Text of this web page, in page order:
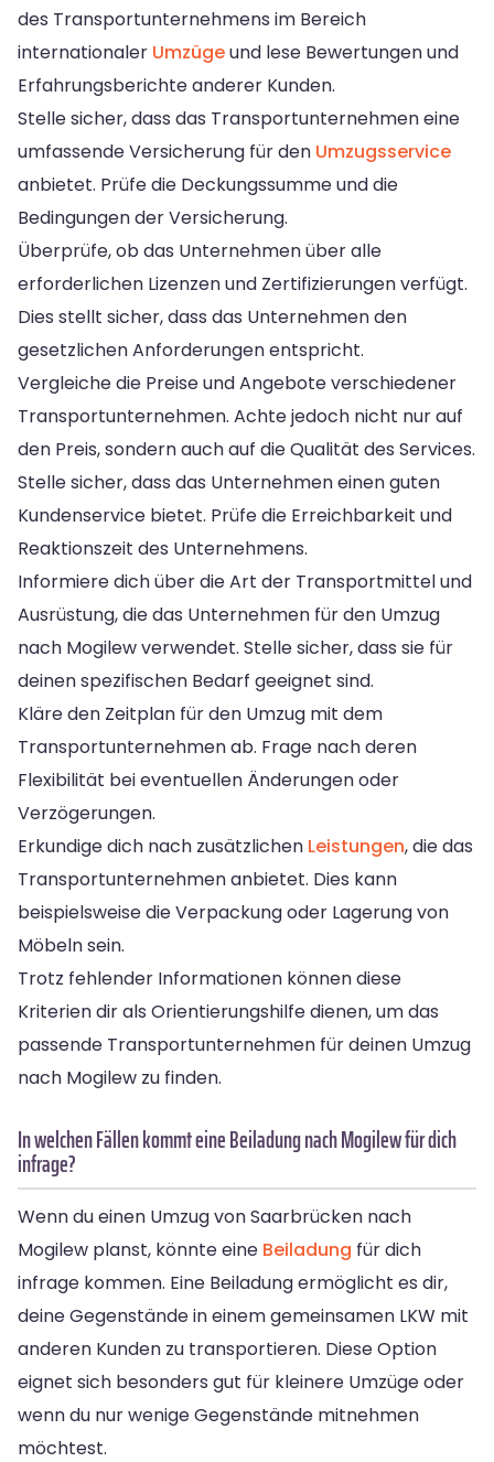
des Transportunternehmens im Bereich
internationaler Umzügeund lese Bewertungen und
Erfahrungsberichte anderer Kunden.
Stelle sicher, dass das Transportunternehmen eine
umfassende Versicherung für den Umzugsservice
anbietet. Prüfe die Deckungssumme und die
Bedingungen der Versicherung.
Überprüfe, ob das Unternehmen über alle
erforderlichen Lizenzen und Zertifizierungen verfügt.
Dies stellt sicher, dass das Unternehmen den
gesetzlichen Anforderungen entspricht.
Vergleiche die Preise und Angebote verschiedener
Transportunternehmen. Achte jedoch nicht nur auf
den Preis, sondern auch auf die Qualität des Services.
Stelle sicher, dass das Unternehmen einen guten
Kundenservice bietet. Prüfe die Erreichbarkeit und
Reaktionszeit des Unternehmens.
Informiere dich über die Art der Transportmittel und
Ausrüstung, die das Unternehmen für den Umzug
nach Mogilew verwendet. Stelle sicher, dass sie für
deinen spezifischen Bedarf geeignet sind.
Kläre den Zeitplan für den Umzug mit dem
Transportunternehmen ab. Frage nach deren
Flexibilität bei eventuellen Änderungen oder
Verzögerungen.
Erkundige dich nach zusätzlichen Leistungen, die das
Transportunternehmen anbietet. Dies kann
beispielsweise die Verpackung oder Lagerung von
Möbeln sein.
Trotz fehlender Informationen können diese
Kriterien dir als Orientierungshilfe dienen, um das
passende Transportunternehmen für deinen Umzug
nach Mogilew zu finden.
In welchen Fällen kommt eine Beiladung nach Mogilew für dich
infrage?
Wenn du einen Umzug von Saarbrücken nach
Mogilew planst, könnte eine Beiladung für dich
infrage kommen. Eine Beiladung ermöglicht es dir,
deine Gegenstände in einem gemeinsamen LKW mit
anderen Kunden zu transportieren. Diese Option
eignet sich besonders gut für kleinere Umzüge oder
wenn du nur wenige Gegenstände mitnehmen
möchtest.